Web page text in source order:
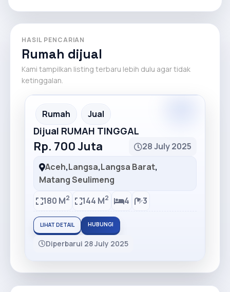
HASIL PENCARIAN
Rumah dijual
Kami tampilkan listing terbaru lebih dulu agar tidak
ketinggalan.
Recommended
Rumah Jual
Dijual RUMAH TINGGAL
Rp. 700 Juta
28 July 2025
Aceh,Langsa,Langsa Barat,
Matang Seulimeng
180 M2 144 M2 4 3
LIHAT DETAIL HUBUNGI
Diperbarui 28 July 2025